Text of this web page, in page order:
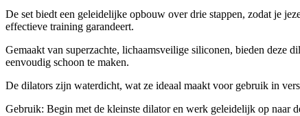
De set biedt een geleidelijke opbouw over drie stappen, zodat je
effectieve training garandeert.
Gemaakt van superzachte, lichaamsveilige siliconen, bieden deze
eenvoudig schoon te maken.
De dilators zijn waterdicht, wat ze ideaal maakt voor gebruik in
Gebruik: Begin met de kleinste dilator en werk geleidelijk op naar